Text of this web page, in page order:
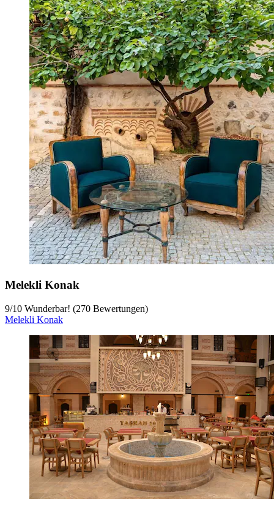
Melekli Konak
9/10 Wunderbar! (270 Bewertungen)
Melekli Konak